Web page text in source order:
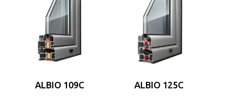
ALBIO 109C ALBIO 125C